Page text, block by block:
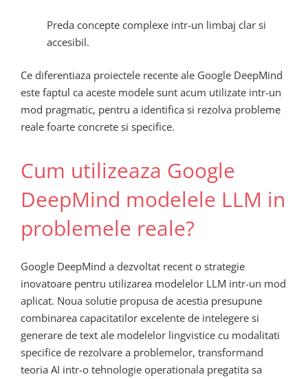
Preda concepte complexe intr-un limbaj clar si
accesibil.
Ce diferentiaza proiectele recente ale Google DeepMind
este faptul ca aceste modele sunt acum utilizate intr-un
mod pragmatic, pentru a identifica si rezolva probleme
reale foarte concrete si specifice.
Cum utilizeaza Google
DeepMind modelele LLM in
problemele reale?
Google DeepMind a dezvoltat recent o strategie
inovatoare pentru utilizarea modelelor LLM intr-un mod
aplicat. Noua solutie propusa de acestia presupune
combinarea capacitatilor excelente de intelegere si
generare de text ale modelelor lingvistice cu modalitati
specifice de rezolvare a problemelor, transformand
teoria AI intr-o tehnologie operationala pregatita sa